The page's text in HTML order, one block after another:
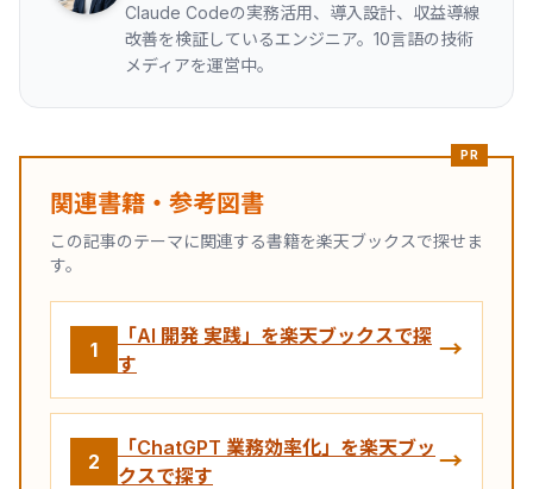
Claude Codeの実務活用、導入設計、収益導線
改善を検証しているエンジニア。10言語の技術
メディアを運営中。
PR
関連書籍・参考図書
この記事のテーマに関連する書籍を楽天ブックスで探せま
す。
1
「AI 開発 実践」を楽天ブックスで探
す
→
2
「ChatGPT 業務効率化」を楽天ブッ
クスで探す
→